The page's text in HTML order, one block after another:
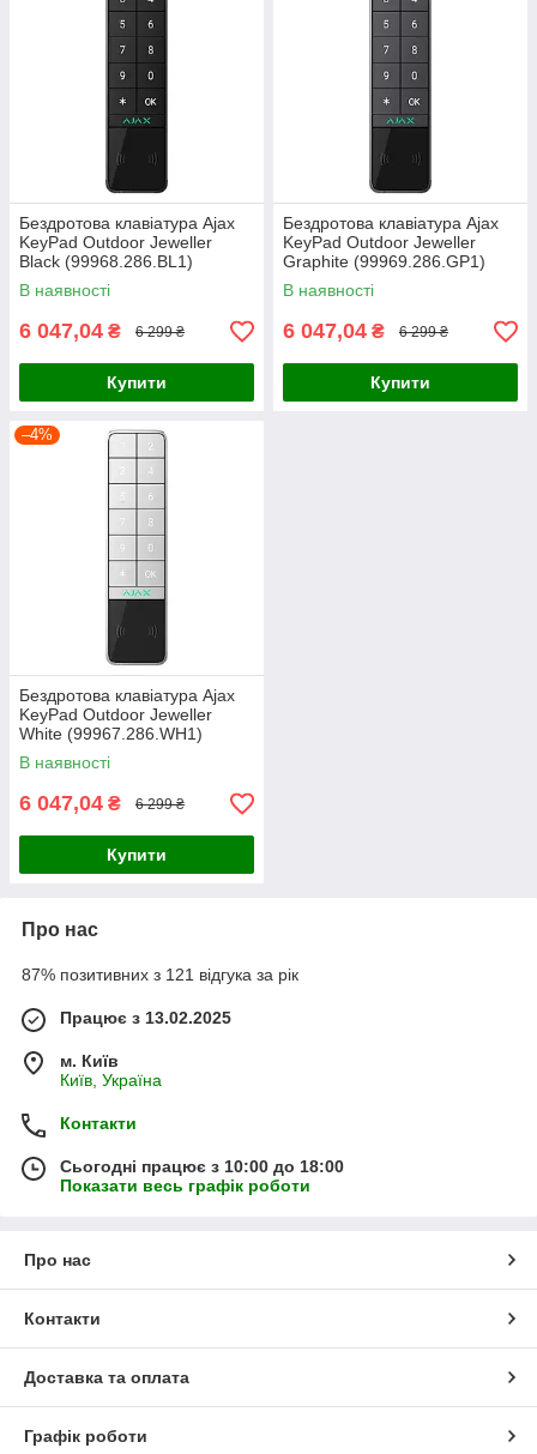
Бездротова клавіатура Ajax
KeyPad Outdoor Jeweller
Black (99968.286.BL1)
В наявності
6 047,04 ₴ 6 299 ₴
Купити
Бездротова клавіатура Ajax
KeyPad Outdoor Jeweller
Graphite (99969.286.GP1)
В наявності
6 047,04 ₴ 6 299 ₴
Купити
–4%
Бездротова клавіатура Ajax
KeyPad Outdoor Jeweller
White (99967.286.WH1)
В наявності
6 047,04 ₴ 6 299 ₴
Купити
Про нас
87% позитивних з 121 відгука за рік
Працює з 13.02.2025
м. Київ
Київ, Україна
Контакти
Сьогодні працює з 10:00 до 18:00
Показати весь графік роботи
Про нас
Контакти
Доставка та оплата
Графік роботи